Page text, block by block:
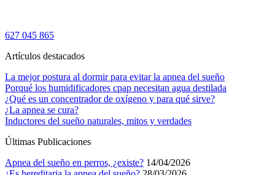
627 045 865
Artículos destacados
La mejor postura al dormir para evitar la apnea del sueño
Porqué los humidificadores cpap necesitan agua destilada
¿Qué es un concentrador de oxígeno y para qué sirve?
¿La apnea se cura?
Inductores del sueño naturales, mitos y verdades
Últimas Publicaciones
Apnea del sueño en perros, ¿existe? 14/04/2026